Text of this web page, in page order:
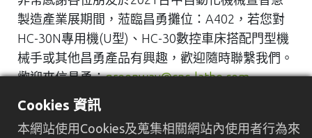
製造產業展期間，蒞臨昌勇攤位：A402，若您對
HC-30N專用機(U型)、HC-30數控車床搭配門型機
械手或其他昌勇產品有興趣，歡迎隨時聯繫我們。
歡迎來信昌勇：greenway@cnc-lathe.com
歡迎來電昌勇：886-4-26152157
Cookies 資訊
本網站使用Cookies及蒐集相關網站內使用者行為來